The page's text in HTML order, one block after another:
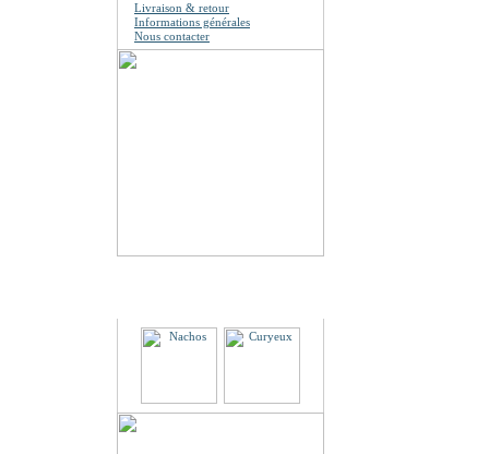
Livraison & retour
Informations générales
Nous contacter